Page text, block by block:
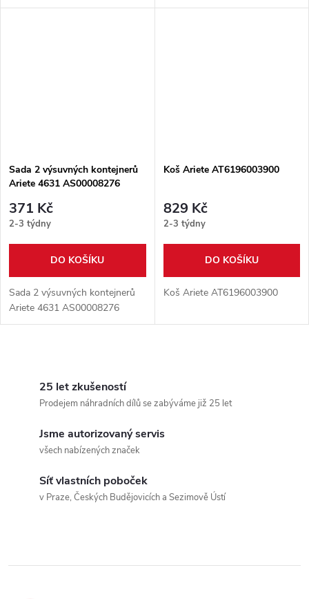
Sada 2 výsuvných kontejnerů
Ariete 4631 AS00008276
371 Kč
2-3 týdny
DO KOŠÍKU
Sada 2 výsuvných kontejnerů
Ariete 4631 AS00008276
Koš Ariete AT6196003900
829 Kč
2-3 týdny
DO KOŠÍKU
Koš Ariete AT6196003900
í
25 let zkušeností
Prodejem náhradních dílů se zabýváme již 25 let
Jsme autorizovaný servis
všech nabízených značek
Síť vlastních poboček
v Praze, Českých Budějovicích a Sezimově Ústí